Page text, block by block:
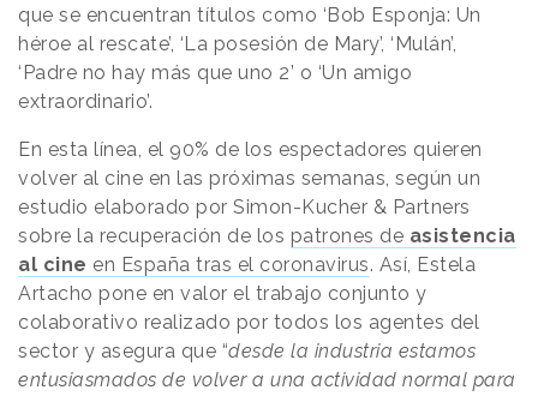
que se encuentran títulos como ‘Bob Esponja: Un
héroe al rescate’, ‘La posesión de Mary’, ‘Mulán’,
‘Padre no hay más que uno 2’ o ‘Un amigo
extraordinario’.
En esta línea, el 90% de los espectadores quieren
volver al cine en las próximas semanas, según un
estudio elaborado por Simon-Kucher & Partners
sobre la recuperación de los patrones de asistencia
al cine en España tras el coronavirus. Así, Estela
Artacho pone en valor el trabajo conjunto y
colaborativo realizado por todos los agentes del
sector y asegura que “desde la industria estamos
entusiasmados de volver a una actividad normal para